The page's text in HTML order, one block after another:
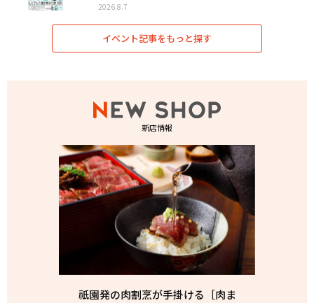
2026.8.7
イベント記事をもっと探す
新店情報
祇園発の肉割烹が手掛ける［肉ま